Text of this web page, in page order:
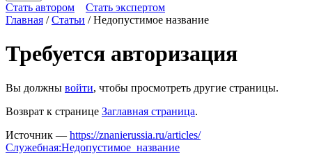
Стать автором Стать экспертом
Главная /Статьи /Недопустимое название
Требуется авторизация
Вы должны войти, чтобы просмотреть другие страницы.
Возврат к странице Заглавная страница.
Источник — https://znanierussia.ru/articles/
Служебная:Недопустимое_название